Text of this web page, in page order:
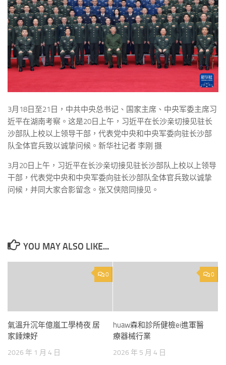
3月18日至21日，中共中央总书记、国家主席、中央军委主席习
近平在湖南考察。这是20日上午，习近平在长沙亲切接见驻长
沙部队上校以上领导干部，代表党中央和中央军委向驻长沙部
队全体官兵致以诚挚问候。新华社记者 李刚 摄
3月20日上午，习近平在长沙亲切接见驻长沙部队上校以上领导
干部，代表党中央和中央军委向驻长沙部队全体官兵致以诚挚
问候，并同大家合影留念。张又侠陪同接见。
YOU MAY ALSO LIKE...
0
氣溫升沉年億嵐工學椅夜 居
家錘煉好
2026 年 1 月 4 日
0
huaw森和診所健檢ei進軍醫
療器械行業
2026 年 5 月 4 日